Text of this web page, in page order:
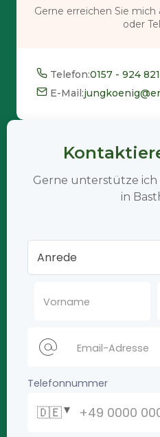
Gerne erreichen Sie
oder
Telefon:0157 - 924
E-Mail:
Gerne unterstütze ich
in